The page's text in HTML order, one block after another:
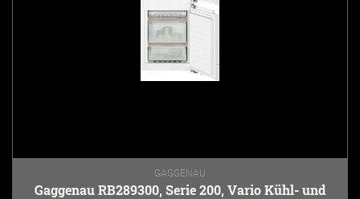
GAGGENAU
Gaggenau RB289300, Serie 200, Vario Kühl- und